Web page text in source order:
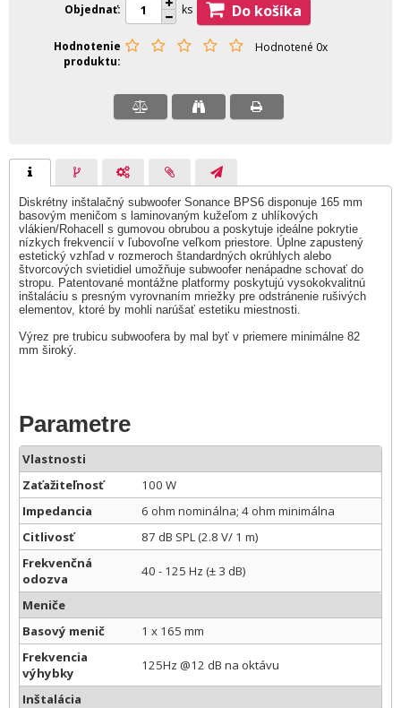
Objednať ks Do košíka
Hodnotenie
produktu
Hodnotené 0x
Diskrétny inštalačný subwoofer Sonance BPS6 disponuje 165 mm
basovým meničom s laminovaným kužeľom z uhlíkových
vlákien/Rohacell s gumovou obrubou a poskytuje ideálne pokrytie
nízkych frekvencií v ľubovoľne veľkom priestore. Úplne zapustený
estetický vzhľad v rozmeroch štandardných okrúhlych alebo
štvorcových svietidiel umožňuje subwoofer nenápadne schovať do
stropu. Patentované montážne platformy poskytujú vysokokvalitnú
inštaláciu s presným vyrovnaním mriežky pre odstránenie rušivých
elementov, ktoré by mohli narúšať estetiku miestnosti.
Výrez pre trubicu subwoofera by mal byť v priemere minimálne 82
mm široký.
Parametre
Vlastnosti
Zaťažiteľnosť
100 W
Impedancia
6 ohm nominálna; 4 ohm minimálna
Citlivosť
87 dB SPL (2.8 V/ 1 m)
Frekvenčná
odozva
40 - 125 Hz (± 3 dB)
Meniče
Basový menič
1 x 165 mm
Frekvencia
výhybky
125Hz @12 dB na oktávu
Inštalácia